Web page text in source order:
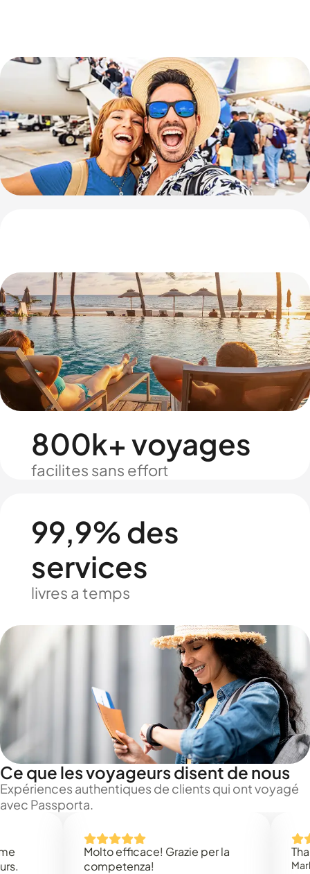
800k+ voyages
facilites sans effort
99,9% des
services
livres a temps
Ce que les voyageurs disent de nous
Expériences authentiques de clients qui ont voyagé
avec Passporta.
Molto efficace! Grazie per la
competenza!
Thank
Mark N.